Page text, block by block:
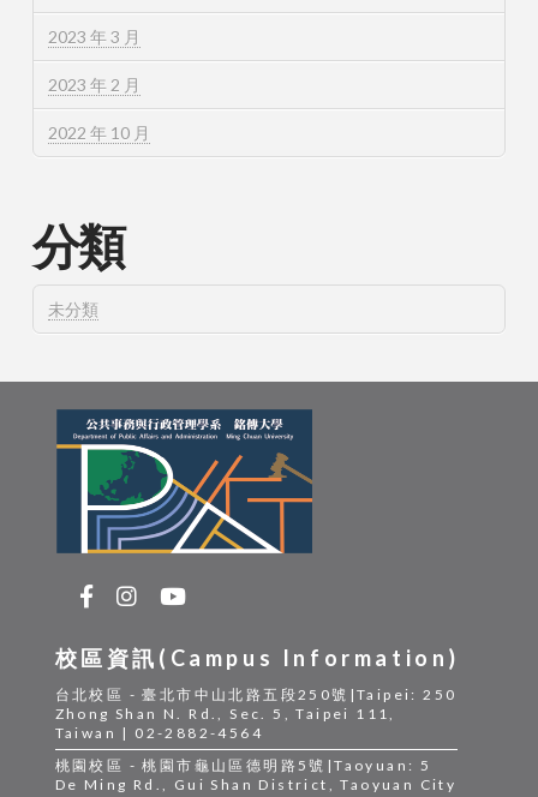
2023 年 3 月
2023 年 2 月
2022 年 10 月
分類
未分類
校區資訊(Campus Information)
台北校區 - 臺北市中山北路五段250號|Taipei: 250
Zhong Shan N. Rd., Sec. 5, Taipei 111,
Taiwan | 02-2882-4564
桃園校區 - 桃園市龜山區德明路5號|Taoyuan: 5
De Ming Rd., Gui Shan District, Taoyuan City